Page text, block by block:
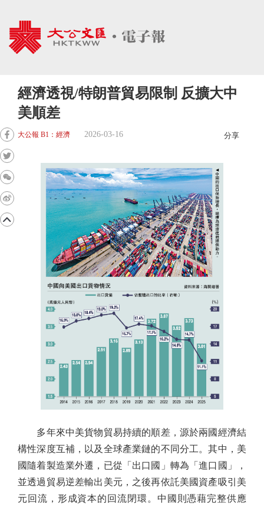
經濟透視/特朗普貿易限制 反擴大中
美順差
大公報 B1：經濟 2026-03-16 分享
多年來中美貨物貿易持續的順差，源於兩國經濟結
構性深度互補，以及全球產業鏈的不同分工。其中，美
國隨着製造業外遷，已從「出口國」轉為「進口國」，
並透過貿易逆差輸出美元，之後再依託美國資產吸引美
元回流，形成資本的回流閉環。中國則憑藉完整供應